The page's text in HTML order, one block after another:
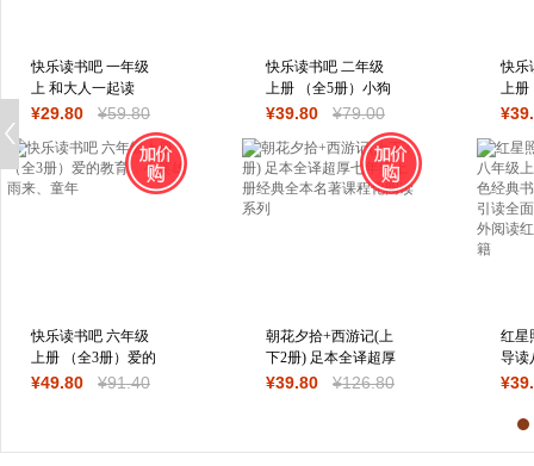
快乐读书吧 一年级
上 和大人一起读
（全4册）
¥29.80 ¥59.80
快乐读书吧 二年级
上册 （全5册）小狗
的小房子、“歪脑
¥39.80 ¥79.00
快乐
上册
生童
¥39
快乐读书吧 六年级
上册 （全3册）爱的
教育、小英雄雨来、
¥49.80 ¥91.40
朝花夕拾+西游记(上
下2册) 足本全译超厚
七年级上册经典全本
¥39.80 ¥126.80
红星
导读
名著
¥39